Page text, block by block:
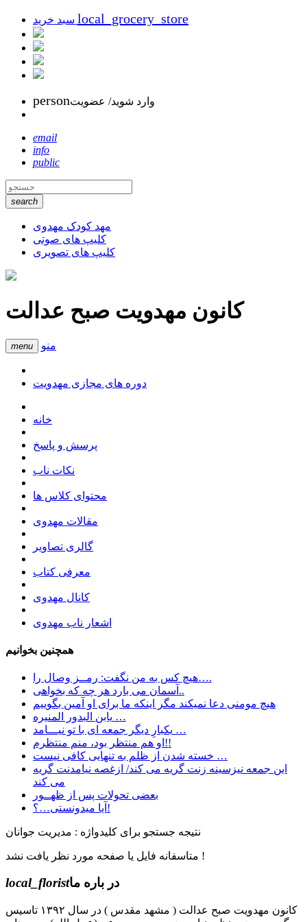
local_grocery_store
personوارد شوید/ عضویت
email
info
public
search
مهد کودک مهدوی
کلیپ های صوتی
کلیپ های تصویری
کانون مهدویت صبح عدالت
menu منو
دوره های مجازی مهدویت
خانه
پرسش و پاسخ
نکات ناب
محتوای کلاس ها
مقالات مهدوی
گالری تصاویر
معرفی کتاب
کانال مهدوی
اشعار ناب مهدوی
همچنین بخوانیم
هیچ کس به من نگفت: رمــز وصال را….
آسمان می بارد هر چه که بخواهی..
هیچ مومنی دعا نمیکند مگر اینکه ما برای او آمین بگوییم
یابن البدور المنیره …
یکبارِ دیگر جمعه ای با تو نیـــامد …
او هم منتظر بود، منم منتظرم!!
خسته شدن از ظلم به تنهایی کافی نیست …
این جمعه نیزسینه زنت گریه می کند/ ازغصه نیامدنت گریه
می کند
بعضی تحولات پس از ظهــور
آیا میدونستی…؟!
نتیجه جستجو برای کلیدواژه : مدیریت جوانان
متاسفانه فایل یا صفحه مورد نظر یافت نشد !
local_floristدر باره ما
کانون مهدویت صبح عدالت ( مشهد مقدس ) در سال ۱۳۹۲ تاسیس